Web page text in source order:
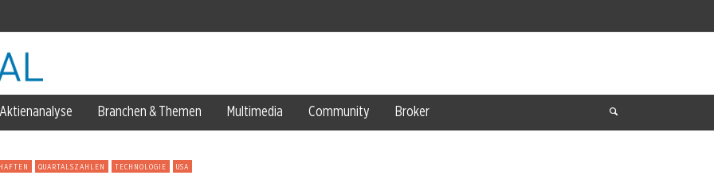
Aktienanalyse Branchen & Themen Multimedia Community Broker
QUARTALSZAHLEN TECHNOLOGIE USA